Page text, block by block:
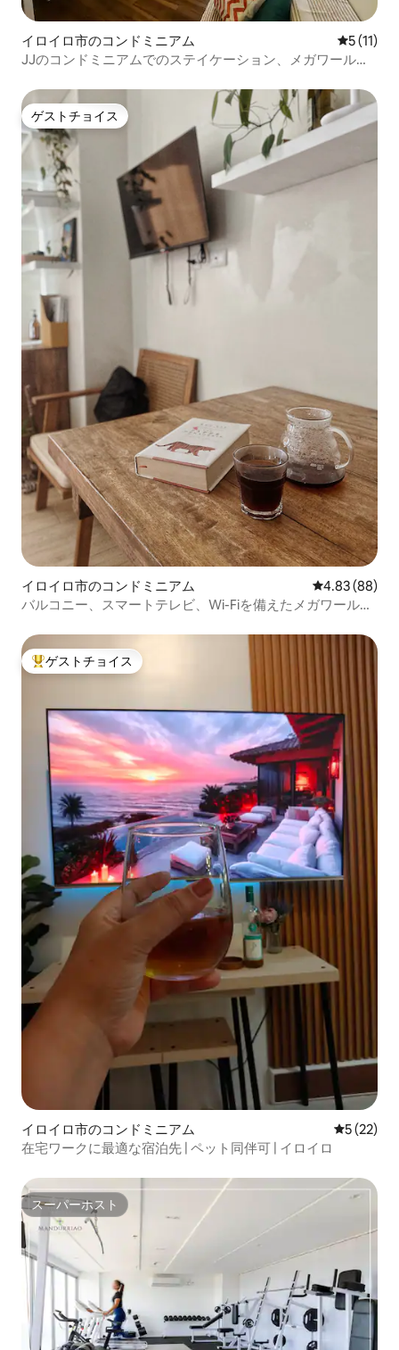
イロイロ市のコンドミニアム レビュー
5 (11)
JJのコンドミニアムでのステイケーション、メガワール
ゲストチョイス
ゲストチョイス
イロイロ市のコンドミニアム レビュー88
4.83 (88)
バルコニー、スマートテレビ、Wi-Fiを備えたメガワールド
大好評のゲストチョイスです。
ゲストチョイス
イロイロ市のコンドミニアム レビュー
5 (22)
在宅ワークに最適な宿泊先 | ペット同伴可 | イロイロ
スーパーホスト
スーパーホスト